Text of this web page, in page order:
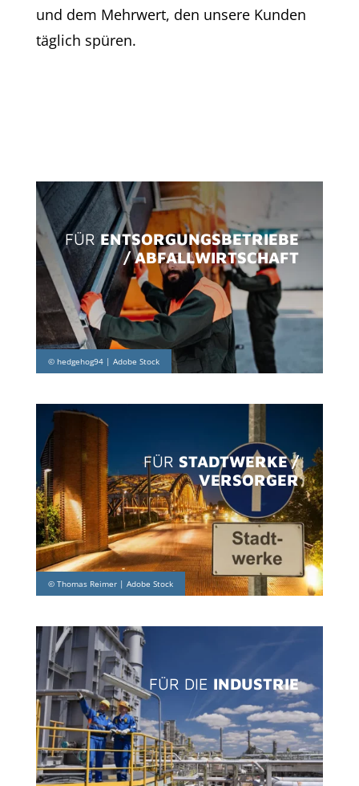
und dem Mehrwert, den unsere Kunden
täglich spüren.
FÜR ENTSORGUNGSBETRIEBE
/ ABFALLWIRTSCHAFT
FÜR STADTWERKE /
VERSORGER
FÜR DIE INDUSTRIE